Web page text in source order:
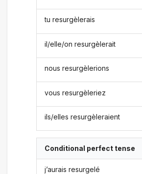
tu resurgèlerais
il/elle/on resurgèlerait
nous resurgèlerions
vous resurgèleriez
ils/elles resurgèleraient
Conditional perfect tense
j’aurais resurgelé